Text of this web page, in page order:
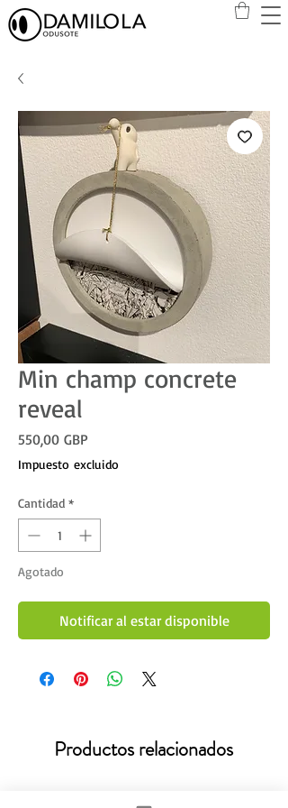
Min champ concrete
reveal
550,00 GBPPrecio
Impuesto excluido
Cantidad *
Agotado
Notificar al estar disponible
Productos relacionados